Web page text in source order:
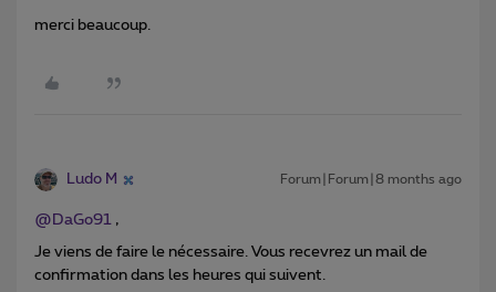
merci beaucoup.
Ludo M Forum|Forum|8 months ago
@DaGo91 ,
Je viens de faire le nécessaire. Vous recevrez un mail de
confirmation dans les heures qui suivent.